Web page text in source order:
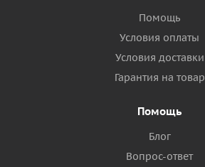
Помощь
Условия оплаты
Условия доставки
Гарантия на товар
Помощь
Блог
Вопрос-ответ